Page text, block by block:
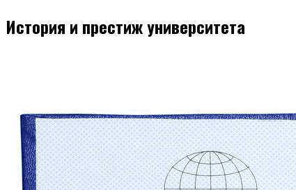
История и престиж университета